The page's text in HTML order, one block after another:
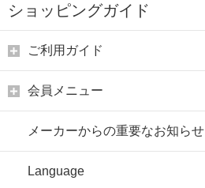
ショッピングガイド
ご利用ガイド
会員メニュー
メーカーからの重要なお知らせ
Language